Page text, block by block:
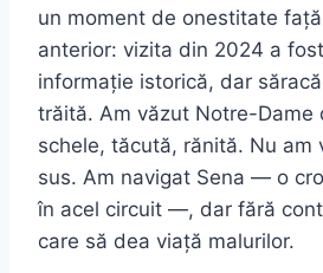
un moment de onestitate
anterior: vizita din 2024 a
informație istorică, dar
trăită. Am văzut Notre-
schele, tăcută, rănită. Nu am
sus. Am navigat Sena — o
în acel circuit —, dar fără
care să dea viață malurilor.